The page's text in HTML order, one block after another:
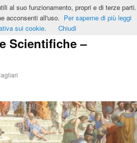
Scientifiche –
Cerca
al suo funzionamento, propri e di terze parti.
acconsenti all'uso. Per saperne di più leggi
sui cookie.
Chiudi